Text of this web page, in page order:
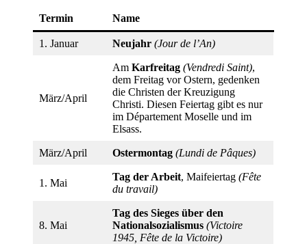
Termin Name
1. Januar Neujahr (Jour de l’An)
März/April
Am Karfreitag (Vendredi Saint),
dem Freitag vor Ostern, gedenken
die Christen der Kreuzigung
Christi. Diesen Feiertag gibt es nur
im Département Moselle und im
Elsass.
März/April Ostermontag (Lundi de Pâques)
1. Mai
Tag der Arbeit, Maifeiertag (Fête
du travail)
8. Mai
Tag des Sieges über den
Nationalsozialismus (Victoire
1945, Fête de la Victoire)